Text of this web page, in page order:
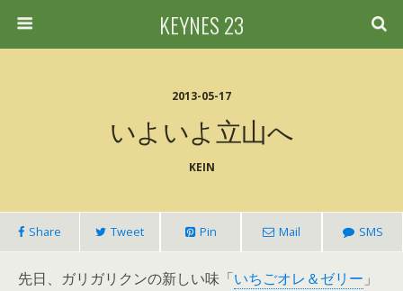
KEYNES 23
2013-05-17
いよいよ立山へ
KEIN
Share Tweet Pin Mail SMS
先日、ガリガリクンの新しい味「いちごオレ＆ゼリー 」